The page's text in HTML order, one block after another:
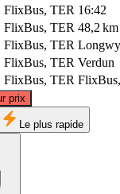
FlixBus, TER 16:42
FlixBus, TER 48,2 km
FlixBus, TER Longwy
FlixBus, TER Verdun
FlixBus, TER
prix
©CARTO, ©
Le plus rapide